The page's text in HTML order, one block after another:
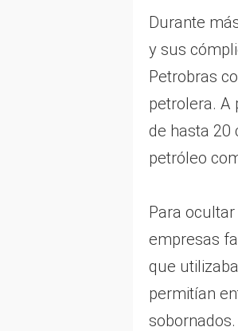
Durante
y sus
Petrobras
petrolera. A
de hasta 20
petróleo
Para
empresas
que
permitían